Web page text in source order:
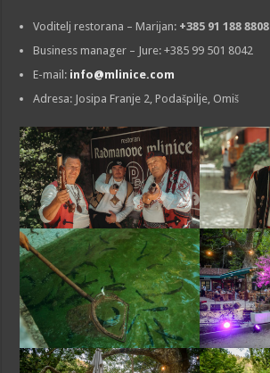
Voditelj restorana – Marijan: +385 91 188 8808
Business manager – Jure: +385 99 501 8042
E-mail: info@mlinice.com
Adresa: Josipa Franje 2, Podašpilje, Omiš